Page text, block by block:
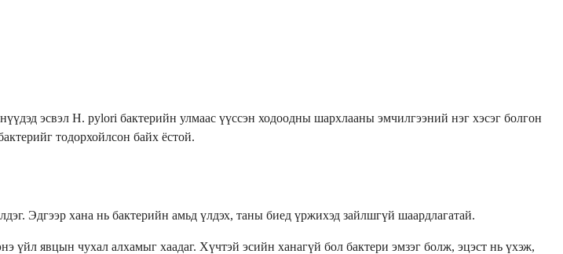
эсвэл H. pylori бактерийн улмаас үүссэн ходоодны шархлааны эмчилгээний нэг хэсэг болгон
тодорхойлсон байх ёстой.
Эдгээр хана нь бактерийн амьд үлдэх, таны биед үржихэд зайлшгүй шаардлагатай.
үйл явцын чухал алхамыг хаадаг. Хүчтэй эсийн ханагүй бол бактери эмзэг болж, эцэст нь үхэж,